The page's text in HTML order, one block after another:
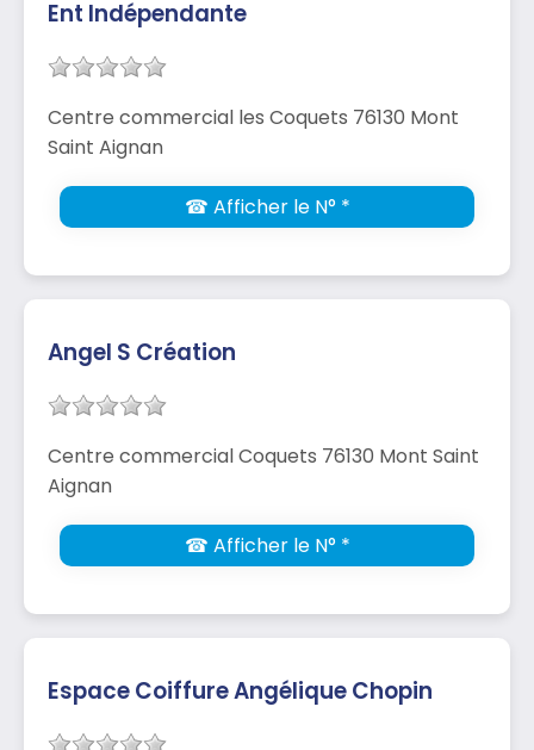
Ent Indépendante
Centre commercial les Coquets 76130 Mont
Saint Aignan
☎ Afficher le N° *
Angel S Création
Centre commercial Coquets 76130 Mont Saint
Aignan
☎ Afficher le N° *
Espace Coiffure Angélique Chopin